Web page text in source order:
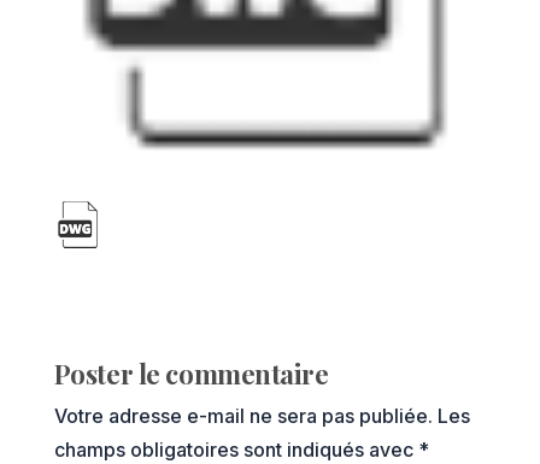
Poster le commentaire
Votre adresse e-mail ne sera pas publiée. Les
champs obligatoires sont indiqués avec *